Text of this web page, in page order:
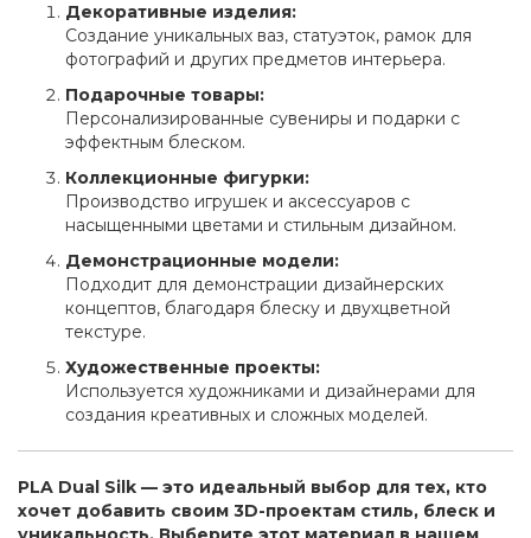
Декоративные изделия:
Создание уникальных ваз, статуэток, рамок для
фотографий и других предметов интерьера.
Подарочные товары:
Персонализированные сувениры и подарки с
эффектным блеском.
Коллекционные фигурки:
Производство игрушек и аксессуаров с
насыщенными цветами и стильным дизайном.
Демонстрационные модели:
Подходит для демонстрации дизайнерских
концептов, благодаря блеску и двухцветной
текстуре.
Художественные проекты:
Используется художниками и дизайнерами для
создания креативных и сложных моделей.
PLA Dual Silk — это идеальный выбор для тех, кто
хочет добавить своим 3D-проектам стиль, блеск и